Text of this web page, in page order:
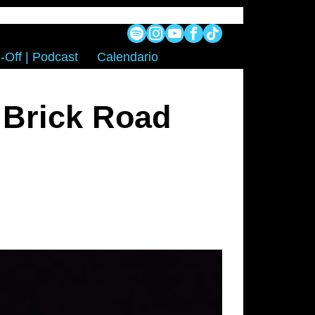
Off | Podcast Calendario
Road